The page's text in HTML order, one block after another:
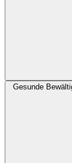
Gesunde